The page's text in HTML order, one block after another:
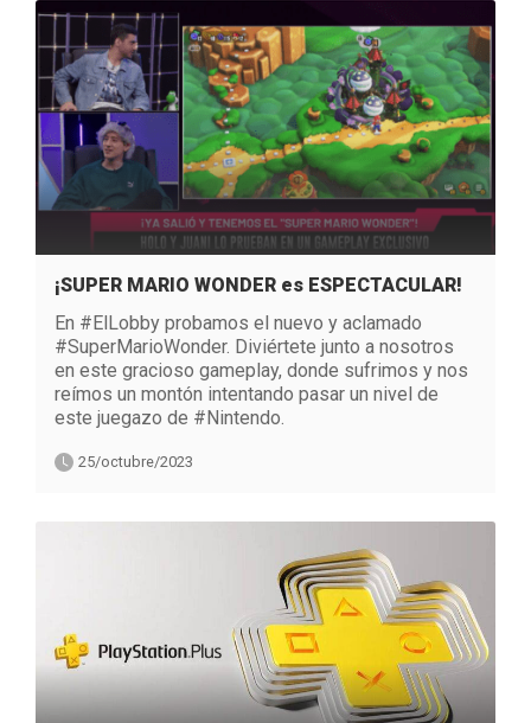
¡SUPER MARIO WONDER es ESPECTACULAR!
En #ElLobby probamos el nuevo y aclamado
#SuperMarioWonder. Diviértete junto a nosotros
en este gracioso gameplay, donde sufrimos y nos
reímos un montón intentando pasar un nivel de
este juegazo de #Nintendo.
25/octubre/2023